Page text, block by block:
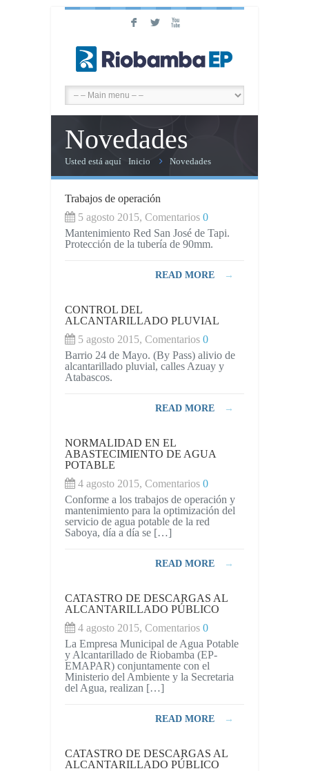
F L X
Novedades
Usted está aquí Inicio Novedades
Trabajos de operación
5 agosto 2015, Comentarios 0
Mantenimiento Red San José de Tapi.
Protección de la tubería de 90mm.
READ MORE →
CONTROL DEL
ALCANTARILLADO PLUVIAL
5 agosto 2015, Comentarios 0
Barrio 24 de Mayo. (By Pass) alivio de
alcantarillado pluvial, calles Azuay y
Atabascos.
READ MORE →
NORMALIDAD EN EL
ABASTECIMIENTO DE AGUA
POTABLE
4 agosto 2015, Comentarios 0
Conforme a los trabajos de operación y
mantenimiento para la optimización del
servicio de agua potable de la red
Saboya, día a día se […]
READ MORE →
CATASTRO DE DESCARGAS AL
ALCANTARILLADO PÚBLICO
4 agosto 2015, Comentarios 0
La Empresa Municipal de Agua Potable
y Alcantarillado de Riobamba (EP-
EMAPAR) conjuntamente con el
Ministerio del Ambiente y la Secretaria
del Agua, realizan […]
READ MORE →
CATASTRO DE DESCARGAS AL
ALCANTARILLADO PÚBLICO